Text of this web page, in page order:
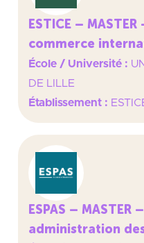
ESTICE –
commerce
École / Université :
DE LILLE
Établissement :
ESPAS –
administration